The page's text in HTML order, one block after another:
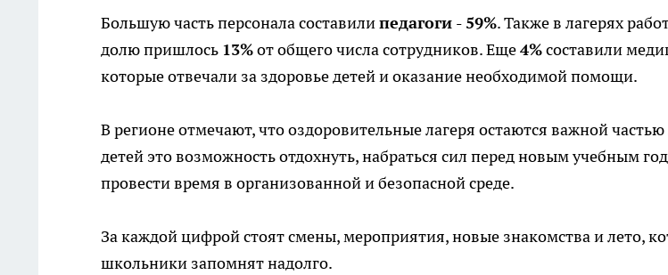
Большую часть персонала составилипедагоги - 59%. Также в лагерях
долю пришлось 13%от общего числа сотрудников. Еще4%составили
которые отвечали за здоровье детей и оказание необходимой помощи.
В регионе отмечают, что оздоровительные лагеря остаются важной
детей это возможность отдохнуть, набраться сил перед новым учебным
провести время в организованной и безопасной среде.
За каждой цифрой стоят смены, мероприятия, новые знакомства и лето,
школьники запомнят надолго.